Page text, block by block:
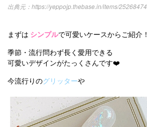
https://yeppojp.thebase.in/items/25268474
まずは シンプルで可愛いケースからご紹介！
季節・流行問わず長く愛用できる
可愛いデザインがたっくさんです❤️
今流行りのグリッターや